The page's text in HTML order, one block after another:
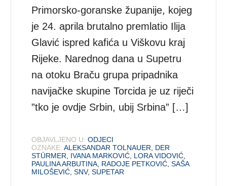
Primorsko-goranske županije, kojeg
je 24. aprila brutalno premlatio Ilija
Glavić ispred kafića u Viškovu kraj
Rijeke. Narednog dana u Supetru
na otoku Braču grupa pripadnika
navijačke skupine Torcida je uz riječi
”tko je ovdje Srbin, ubij Srbina” […]
OBJAVLJENO U: ODJECI
OZNAKE: ALEKSANDAR TOLNAUER
DER
STÜRMER
IVANA MARKOVIĆ LORA VIDOVIĆ
PAULINA ARBUTINA RADOJE PETKOVIĆ ,SAŠA
MILOŠEVIĆ ,SNV,SUPETAR